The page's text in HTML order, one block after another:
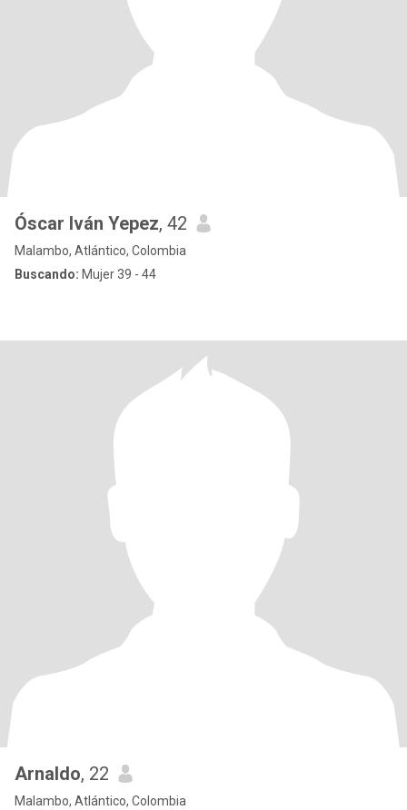
Óscar Iván Yepez, 42
Malambo, Atlántico, Colombia
Buscando: Mujer 39 - 44
Arnaldo, 22
Malambo, Atlántico, Colombia